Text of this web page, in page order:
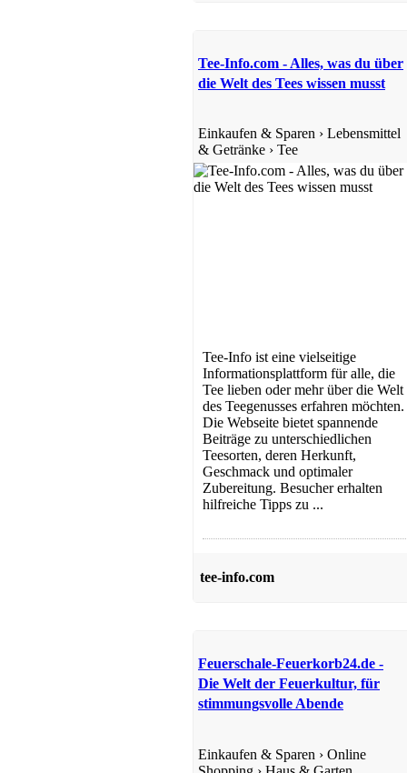
Tee-Info.com - Alles, was du über
die Welt des Tees wissen musst
Einkaufen & Sparen › Lebensmittel
& Getränke › Tee
Tee-Info ist eine vielseitige
Informationsplattform für alle, die
Tee lieben oder mehr über die Welt
des Teegenusses erfahren möchten.
Die Webseite bietet spannende
Beiträge zu unterschiedlichen
Teesorten, deren Herkunft,
Geschmack und optimaler
Zubereitung. Besucher erhalten
hilfreiche Tipps zu ...
tee-info.com
Feuerschale-Feuerkorb24.de -
Die Welt der Feuerkultur, für
stimmungsvolle Abende
Einkaufen & Sparen › Online